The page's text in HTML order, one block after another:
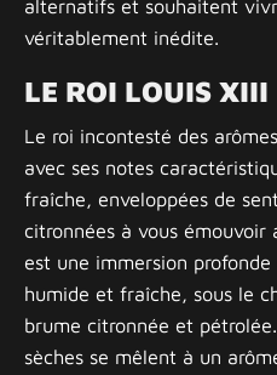
alternatifs et souhaitent
véritablement inédite.
LE ROI LOUIS XIII
Le roi incontesté des
avec ses notes
fraîche, enveloppées de
citronnées à vous
est une immersion
humide et fraîche, sous le
brume citronnée et
sèches se mêlent à un